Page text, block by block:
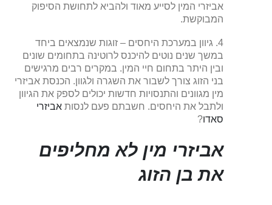
אביזרי המין לסייע מאוד ולהביא לתחושת הסיפוק
המבוקשת.
4. גיוון במערכת היחסים – זוגות שנמצאים ביחד
במשך שנים נוטים להיכנס לרוטינה בתחומים שונים
ובין היתר בתחום חיי המין. במקרים רבים מרגישים
בני הזוג צורך לשבור את השגרה ולגוון. הכנסת אביזרי
מין מגוונים והתנסויות חדשות יכולים לספק את הגיוון
ולתבל את היחסים. חשבתם פעם לנסות אביזרי
סאדו?
אביזרי מין לא מחליפים
את בן הזוג